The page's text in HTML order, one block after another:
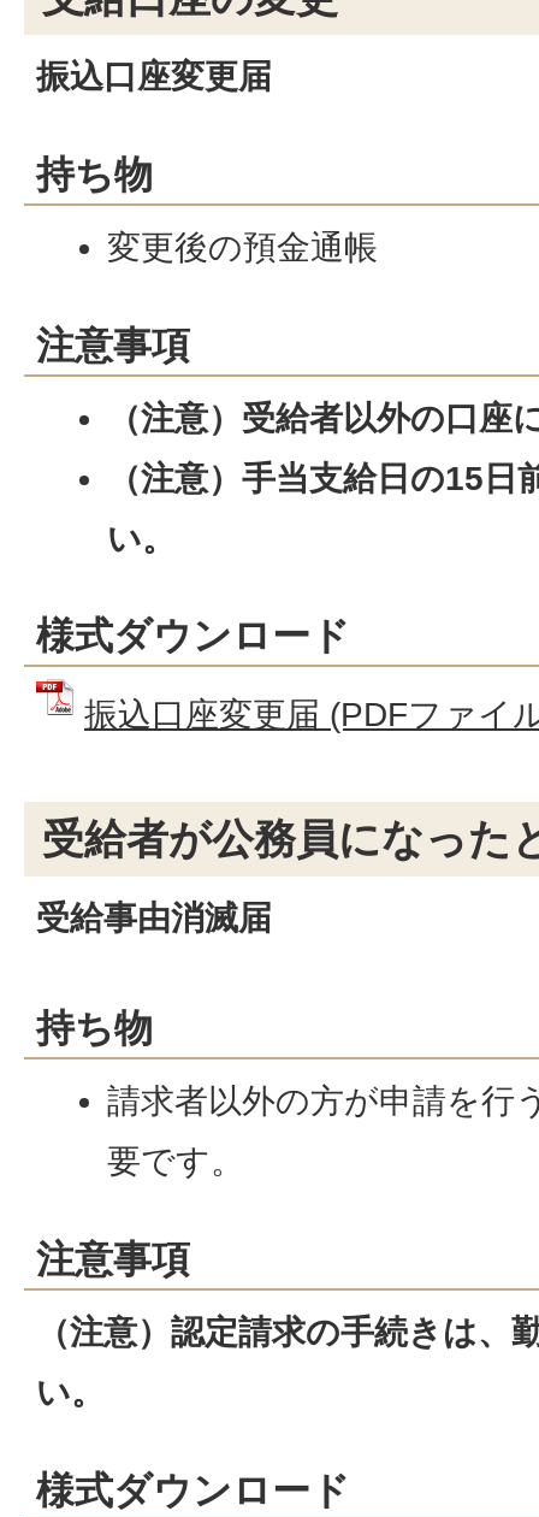
振込口座変更届
持ち物
変更後の預金通帳
注意事項
（注意）受給者以外の口
（注意）手当支給日の15
い。
様式ダウンロード
振込口座変更届 (PDFファイ
受給者が公務員になった
受給事由消滅届
持ち物
請求者以外の方が申請を行
要です。
注意事項
（注意）認定請求の手続きは、
い。
様式ダウンロード